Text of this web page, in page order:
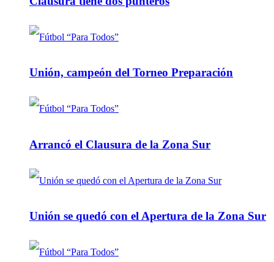
Unión, campeón del Torneo Preparación
Arrancó el Clausura de la Zona Sur
Unión se quedó con el Apertura de la Zona Sur